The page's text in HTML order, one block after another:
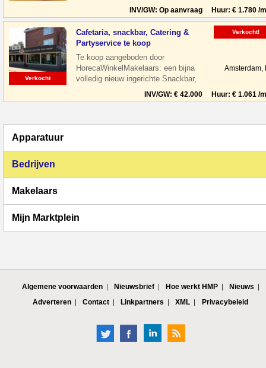
Amsterdam. De zaak is keurig ingerich
INV/GW: Op aanvraag Huur: € 1.780 /
Verkocht
Cafetaria, snackbar, Catering &
Partyservice te koop
Te koop aangeboden door
HorecaWinkelMakelaars: een bijna
volledig nieuw ingerichte Snackbar,
Cafetaria en zeer bekend staand
Cateringbedrijf in Amster
Amsterdam,
INV/GW: € 42.000 Huur: € 1.061 /
Verkocht!
Apparatuur
Bedrijven
Makelaars
Mijn Marktplein
Algemene voorwaarden Nieuwsbrief Hoe werkt HMP
Nieuws
Adverteren
Contact Linkpartners XML Privacybeleid